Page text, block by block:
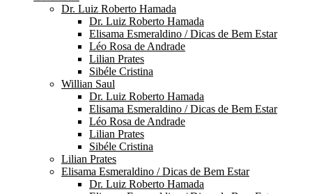
Dr. Luiz Roberto Hamada
Dr. Luiz Roberto Hamada
Elisama Esmeraldino / Dicas de Bem Estar
Léo Rosa de Andrade
Lilian Prates
Sibéle Cristina
Willian Saul
Dr. Luiz Roberto Hamada
Elisama Esmeraldino / Dicas de Bem Estar
Léo Rosa de Andrade
Lilian Prates
Sibéle Cristina
Lilian Prates
Elisama Esmeraldino / Dicas de Bem Estar
Dr. Luiz Roberto Hamada